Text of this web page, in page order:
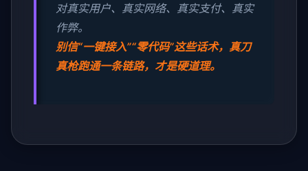
对真实用户、真实网络、真实支付、真实
作弊。
别信“一键接入”“零代码”这些话术，真刀
真枪跑通一条链路，才是硬道理。